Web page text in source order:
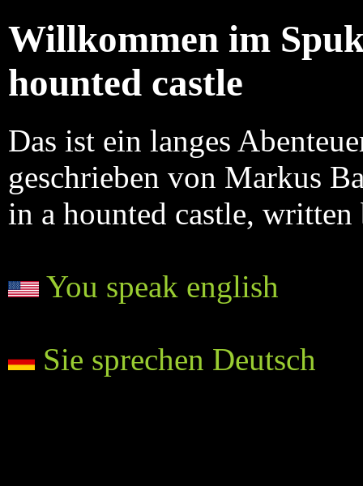
Willkommen im
hounted castle
Das ist ein langes
geschrieben von Markus
in a hounted castle,
You speak english
Sie sprechen Deutsch